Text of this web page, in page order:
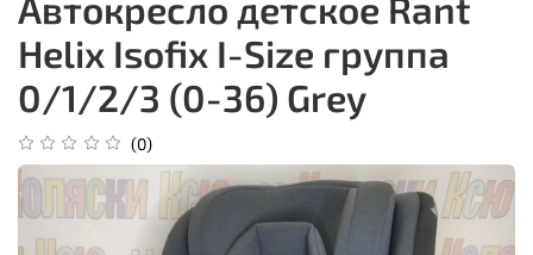
Автокресло детское Rant
Helix Isofix I-Size группа
0/1/2/3 (0-36) Grey
(0)